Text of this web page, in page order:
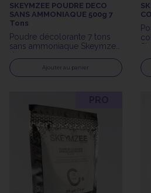
SKEYMZEE POUDRE DECO
SANS AMMONIAQUE 500g 7
Tons
Poudre décolorante 7 tons
sans ammoniaque Skeymzee
de 500gr
Ajouter au panier